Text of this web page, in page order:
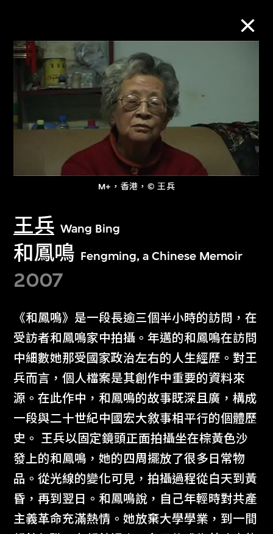
M+，香港，© 王兵
王兵 Wang Bing
和鳳鳴 Fengming, a Chinese Memoir
2007
《和鳳鳴》是一段長逾三個半小時的訪問，在
受訪者和鳳鳴家中拍攝。年邁的和鳳鳴在訪問
中細數她那受國家政治左右的人生經歷。對王
兵而言，個人檔案是其創作中重要的資料來
源。在此作中，和鳳鳴的故事既深且廣，構成
一段與二十世紀中國宏大敘事相平行的個體歷
史。 王兵以固定鏡頭正面拍攝坐在棕黃色沙
發上的和鳳鳴，她的四周擺放了很多日常物
品。從光線的變化可見，拍攝過程從白天到黃
昏，再到翌日。和鳳鳴說，自己年輕時對共產
主義革命充滿熱情。她放棄大學學業，到一間
M+藏品
進一步篩選
探索世界頂級的二十及二十一世紀視覺
文化藏品。